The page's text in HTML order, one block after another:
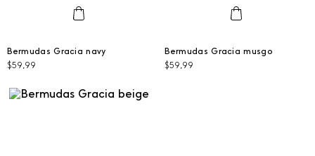
40
AGREGAR AL CARRITO
Bermudas Gracia navy
$59 99
38
AGREGAR AL CARRITO
Bermudas Gracia musgo
$59 99